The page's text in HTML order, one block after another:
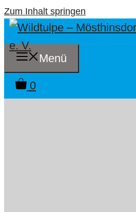
Zum Inhalt springen
Menü
0